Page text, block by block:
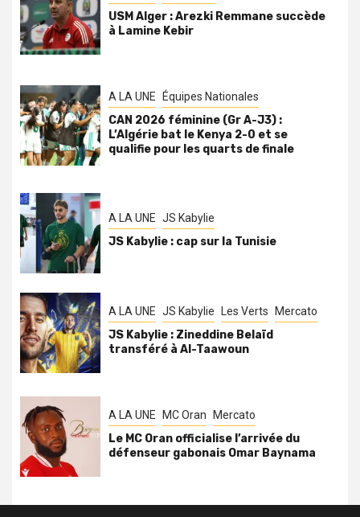
USM Alger : Arezki Remmane succède
à Lamine Kebir
A LA UNE Équipes Nationales
CAN 2026 féminine (Gr A-J3) :
L’Algérie bat le Kenya 2-0 et se
qualifie pour les quarts de finale
A LA UNE JS Kabylie
JS Kabylie : cap sur la Tunisie
A LA UNE JS Kabylie Les Verts Mercato
JS Kabylie : Zineddine Belaïd
transféré à Al-Taawoun
A LA UNE MC Oran Mercato
Le MC Oran officialise l’arrivée du
défenseur gabonais Omar Baynama